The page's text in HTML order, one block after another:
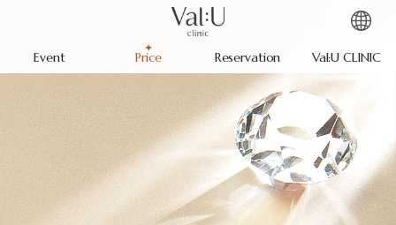
Event Price Reservation Val:U CLINIC